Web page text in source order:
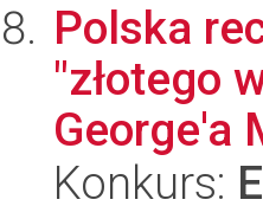
Polska
"złotego
George'a
Konkurs: